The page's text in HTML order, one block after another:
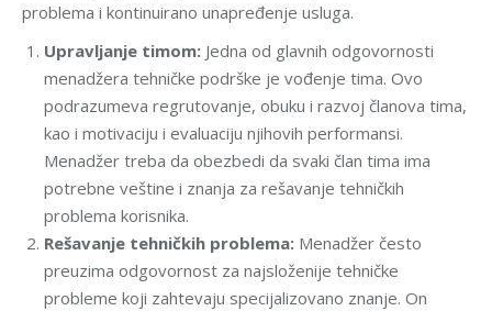
problema i kontinuirano unapređenje usluga.
Upravljanje timom: Jedna od glavnih odgovornosti
menadžera tehničke podrške je vođenje tima. Ovo
podrazumeva regrutovanje, obuku i razvoj članova tima,
kao i motivaciju i evaluaciju njihovih performansi.
Menadžer treba da obezbedi da svaki član tima ima
potrebne veštine i znanja za rešavanje tehničkih
problema korisnika.
Rešavanje tehničkih problema: Menadžer često
preuzima odgovornost za najsloženije tehničke
probleme koji zahtevaju specijalizovano znanje. On